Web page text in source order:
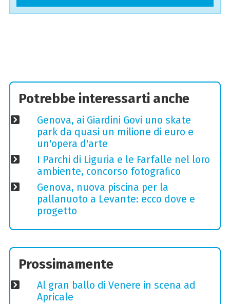
Potrebbe interessarti anche
Genova, ai Giardini Govi uno skate
park da quasi un milione di euro e
un'opera d'arte
I Parchi di Liguria e le Farfalle nel loro
ambiente, concorso fotografico
Genova, nuova piscina per la
pallanuoto a Levante: ecco dove e
progetto
Prossimamente
Al gran ballo di Venere in scena ad
Apricale